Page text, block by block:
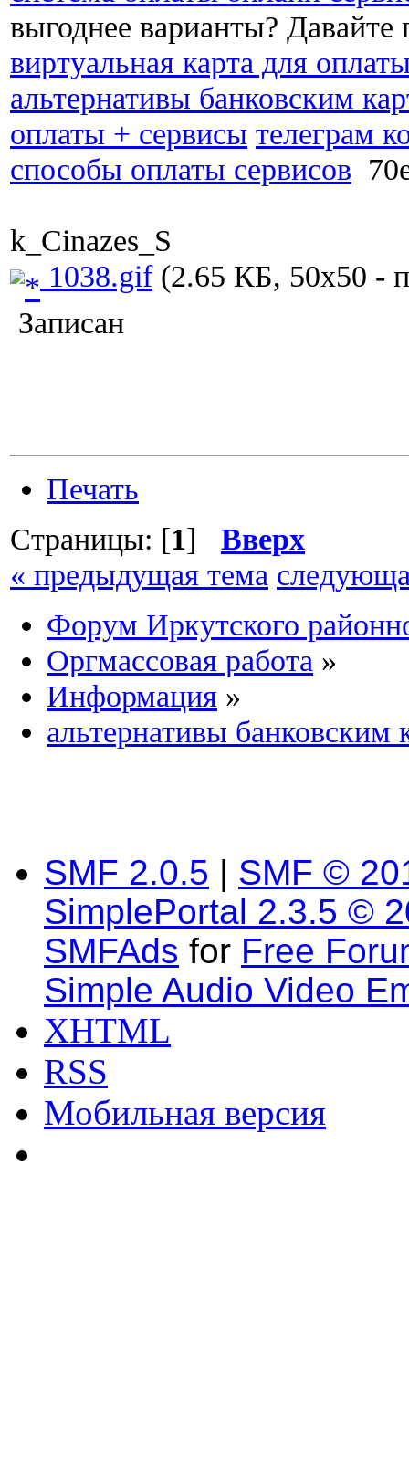
выгоднее варианты?
виртуальная карта для
альтернативы банковским
оплаты + сервисы телеграм
способы оплаты сервисов
k_Cinazes_S
1038.gif(2.65 КБ, 50x50 -
Записан
Печать
Страницы: [1] Вверх
« предыдущая тема
Форум Иркутского
Оргмассовая работа »
Информация »
альтернативы банковским
SMF 2.0.5 | SMF ©
SimplePortal 2.3.5 ©
SMFAds for Free
Simple Audio Video
XHTML
RSS
Мобильная версия